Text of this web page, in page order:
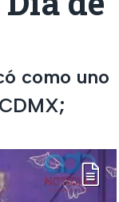
como uno